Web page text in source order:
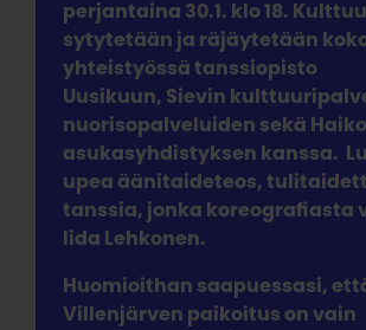
perjantaina 30.1. klo 18.
sytytetään ja räjäytetään
yhteistyössä tanssiopisto
Uusikuun, Sievin
nuorisopalveluiden sekä
asukasyhdistyksen kanssa.
upea äänitaideteos,
tanssia, jonka koreografiasta
Iida Lehkonen.
Huomioithan saapuessasi,
Villenjärven paikoitus on vain